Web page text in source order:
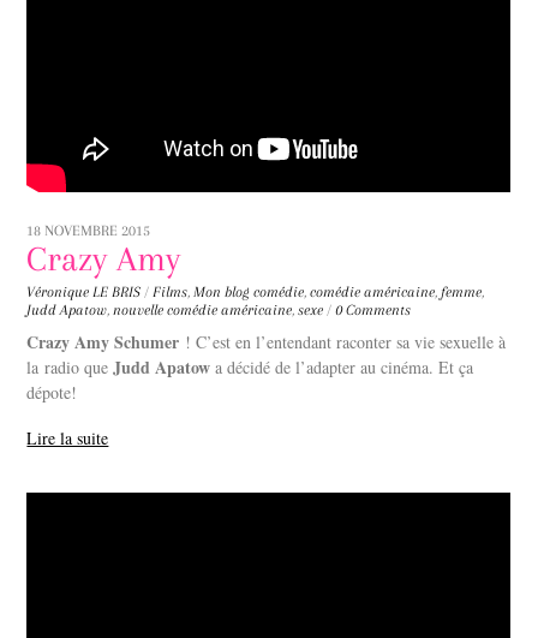
18 NOVEMBRE 2015
Crazy Amy
Véronique LE BRIS / Films,Mon blog comédie,comédie américaine, femme,
Judd Apatow,nouvelle comédie américaine,sexe / 0 Comments
Crazy Amy Schumer ! C’est en l’entendant raconter sa vie sexuelle à
la radio queJudd Apatow a décidé de l’adapter au cinéma. Et ça
dépote!
Lire la suite